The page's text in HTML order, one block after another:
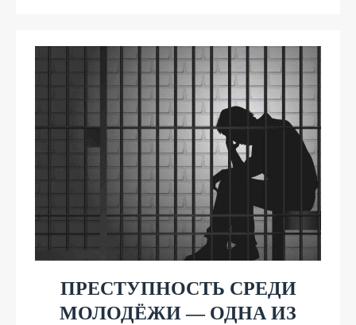
ПРЕСТУПНОСТЬ СРЕДИ
МОЛОДЁЖИ — ОДНА ИЗ